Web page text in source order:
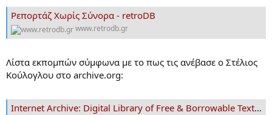
Ρεπορτάζ Χωρίς Σύνορα - retroDB
www.retrodb.gr
Λίστα εκπομπών σύμφωνα με το πως τις ανέβασε ο Στέλιος
Κούλογλου στο archive.org:
Internet Archive: Digital Library of Free & Borrowable Texts, Movies, Music & Wayback Machine